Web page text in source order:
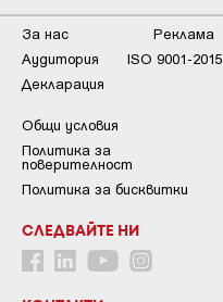
За нас
Реклама
Аудитория
ISO 9001-2015
Декларация
Общи условия
Пoлитикa зa
пoвepитeлнocт
Политика за бисквитки
СЛЕДВАЙТЕ НИ